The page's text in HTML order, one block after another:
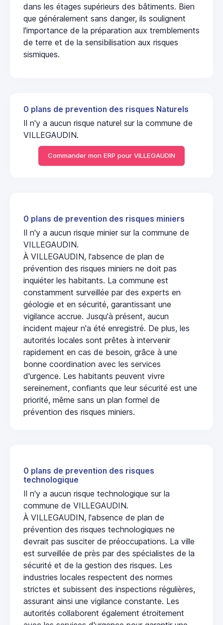
dans les étages supérieurs des bâtiments. Bien
que généralement sans danger, ils soulignent
l'importance de la préparation aux tremblements
de terre et de la sensibilisation aux risques
sismiques.
0 plans de prevention des risques Naturels
Il n'y a aucun risque naturel sur la commune de
VILLEGAUDIN.
Commander mon ERP pour VILLEGAUDIN
0 plans de prevention des risques miniers
Il n'y a aucun risque minier sur la commune de
VILLEGAUDIN.
À VILLEGAUDIN, l'absence de plan de
prévention des risques miniers ne doit pas
inquiéter les habitants. La commune est
constamment surveillée par des experts en
géologie et en sécurité, garantissant une
vigilance accrue. Jusqu'à présent, aucun
incident majeur n'a été enregistré. De plus, les
autorités locales sont prêtes à intervenir
rapidement en cas de besoin, grâce à une
bonne coordination avec les services
d'urgence. Les habitants peuvent vivre
sereinement, confiants que leur sécurité est une
priorité, même sans un plan formel de
prévention des risques miniers.
0 plans de prevention des risques
technologique
Il n'y a aucun risque technologique sur la
commune de VILLEGAUDIN.
À VILLEGAUDIN, l'absence de plan de
prévention des risques technologiques ne
devrait pas susciter de préoccupations. La ville
est surveillée de près par des spécialistes de la
sécurité et de la gestion des risques. Les
industries locales respectent des normes
strictes et subissent des inspections régulières,
assurant ainsi une vigilance constante. Les
autorités collaborent également étroitement